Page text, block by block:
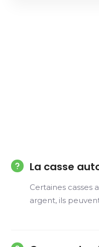
La casse
Certaines
argent, ils